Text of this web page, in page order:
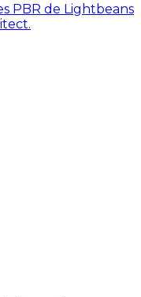
PBR de Lightbeans